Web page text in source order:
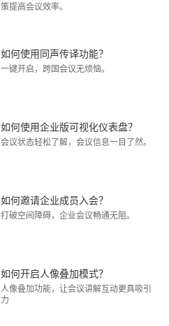
策提高会议效率。
如何使用同声传译功能？
一键开启，跨国会议无烦恼。
如何使用企业版可视化仪表盘？
会议状态轻松了解，会议信息一目了然。
如何邀请企业成员入会？
打破空间障碍，企业会议畅通无阻。
如何开启人像叠加模式？
人像叠加功能，让会议讲解互动更具吸引
力